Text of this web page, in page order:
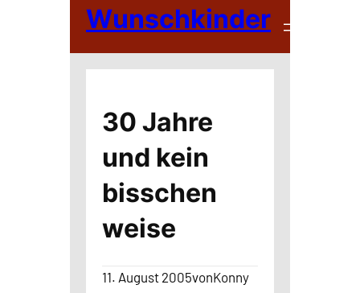
Wunschkinder
30 Jahre
und kein
bisschen
weise
11. August 2005vonKonny